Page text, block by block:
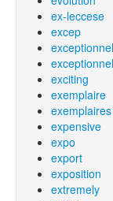
ex-leccese
excep
exceptionnel
exciting
exemplaire
exemplaires
expensive
expo
export
exposition
extremely